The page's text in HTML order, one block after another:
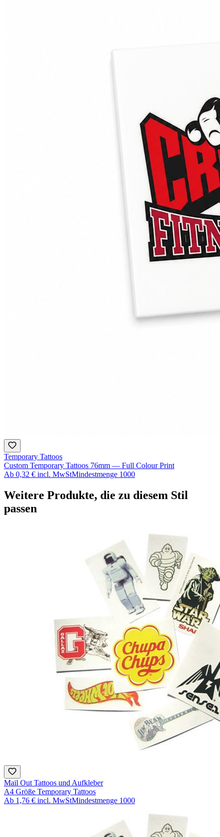
Temporary Tattoos
Custom Temporary Tattoos 76mm — Full Colour Print
Ab 0,32 € incl. MwStMindestmenge 1000
Weitere Produkte, die zu diesem Stil
passen
Mail Out Tattoos und Aufkleber
A4 Größe Temporary Tattoos
Ab 1,76 € incl. MwStMindestmenge 1000